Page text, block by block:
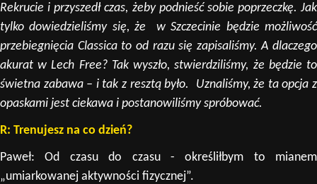
Rekrucie i przyszedł czas, żeby podnieść sobie poprzeczkę. Jak
tylko dowiedzieliśmy się, że w Szczecinie będzie możliwość
przebiegnięcia Classica to od razu się zapisaliśmy. A dlaczego
akurat w Lech Free? Tak wyszło, stwierdziliśmy, że będzie to
świetna zabawa – i tak z resztą było. Uznaliśmy, że ta opcja z
opaskami jest ciekawa i postanowiliśmy spróbować.
R: Trenujesz na co dzień?
Paweł: Od czasu do czasu - określiłbym to mianem
„umiarkowanej aktywności fizycznej”.